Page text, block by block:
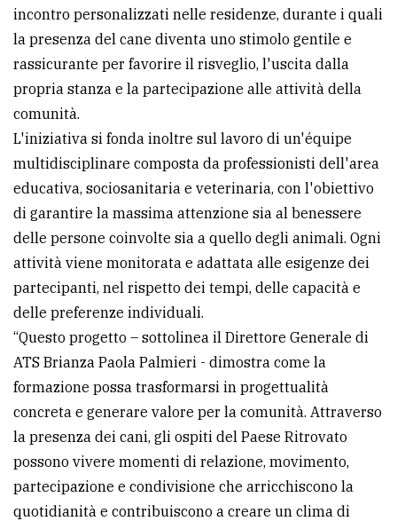
incontro personalizzati nelle residenze, durante i quali
la presenza del cane diventa uno stimolo gentile e
rassicurante per favorire il risveglio, l'uscita dalla
propria stanza e la partecipazione alle attività della
comunità.
L'iniziativa si fonda inoltre sul lavoro di un'équipe
multidisciplinare composta da professionisti dell'area
educativa, sociosanitaria e veterinaria, con l'obiettivo
di garantire la massima attenzione sia al benessere
delle persone coinvolte sia a quello degli animali. Ogni
attività viene monitorata e adattata alle esigenze dei
partecipanti, nel rispetto dei tempi, delle capacità e
delle preferenze individuali.
“Questo progetto – sottolinea il Direttore Generale di
ATS Brianza Paola Palmieri - dimostra come la
formazione possa trasformarsi in progettualità
concreta e generare valore per la comunità. Attraverso
la presenza dei cani, gli ospiti del Paese Ritrovato
possono vivere momenti di relazione, movimento,
partecipazione e condivisione che arricchiscono la
quotidianità e contribuiscono a creare un clima di